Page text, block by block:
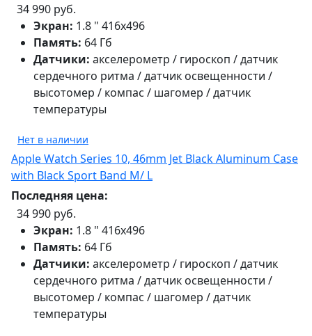
34 990 руб.
Экран: 1.8 " 416х496
Память: 64 Гб
Датчики: акселерометр / гироскоп / датчик
сердечного ритма / датчик освещенности /
высотомер / компас / шагомер / датчик
температуры
Нет в наличии
Apple Watch Series 10, 46mm Jet Black Aluminum Case
with Black Sport Band M/ L
Последняя цена:
34 990 руб.
Экран: 1.8 " 416х496
Память: 64 Гб
Датчики: акселерометр / гироскоп / датчик
сердечного ритма / датчик освещенности /
высотомер / компас / шагомер / датчик
температуры